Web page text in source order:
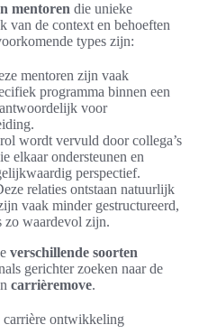
mentoren die unieke
van de context en behoeften
types zijn:
mentoren zijn vaak
programma binnen een
voor
wordt vervuld door collega’s
elkaar ondersteunen en
perspectief.
relaties ontstaan natuurlijk
vaak minder gestructureerd,
zo waardevol zijn.
verschillende soorten
gerichter zoeken naar de
carrièremove.